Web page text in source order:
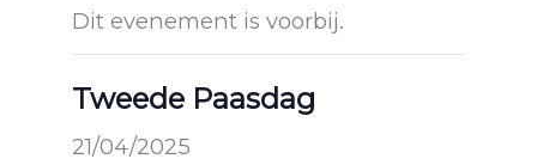
Dit evenement is voorbij.
Tweede Paasdag
21/04/2025